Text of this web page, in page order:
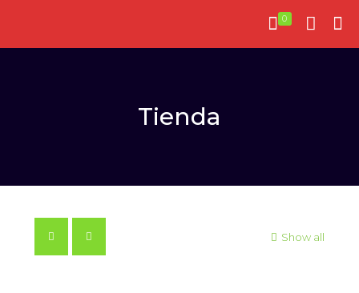
0
Tienda
Show all